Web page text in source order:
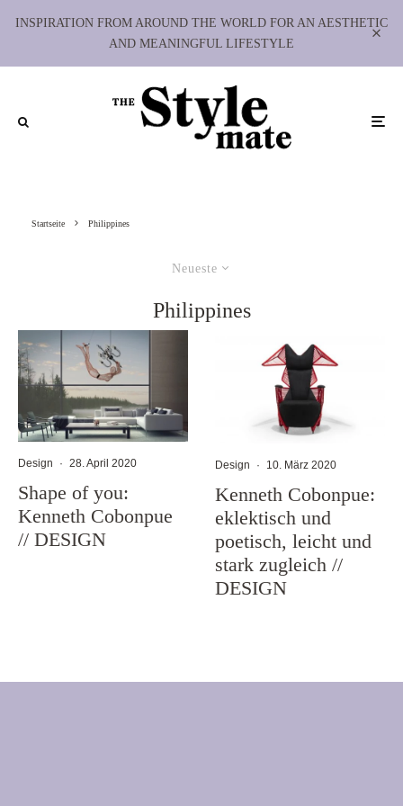
INSPIRATION FROM AROUND THE WORLD FOR AN AESTHETIC
AND MEANINGFUL LIFESTYLE
Startseite Philippines
Neueste
Philippines
Design · 28. April 2020
Shape of you:
Kenneth Cobonpue
// DESIGN
Design · 10. März 2020
Kenneth Cobonpue:
eklektisch und
poetisch, leicht und
stark zugleich //
DESIGN